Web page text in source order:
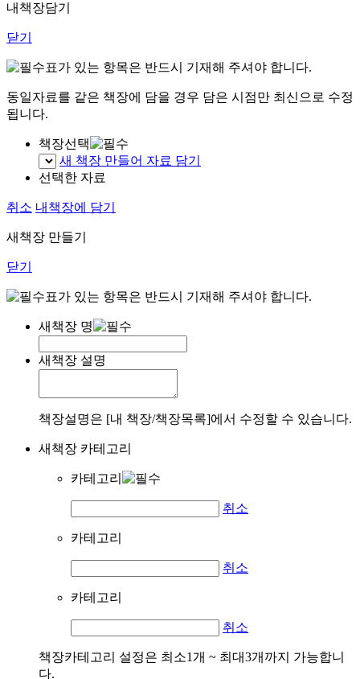
내책장담기
닫기
표가 있는 항목은 반드시 기재해 주셔야 합니다.
동일자료를 같은 책장에 담을 경우 담은 시점만 최신으로 수정
됩니다.
책장선택
새 책장 만들어 자료 담기
선택한 자료
취소 내책장에 담기
새책장 만들기
닫기
표가 있는 항목은 반드시 기재해 주셔야 합니다.
새책장 명
새책장 설명
책장설명은 [내 책장/책장목록]에서 수정할 수 있습니다.
새책장 카테고리
카테고리
취소
카테고리
취소
카테고리
취소
책장카테고리 설정은 최소1개 ~ 최대3개까지 가능합니
다.